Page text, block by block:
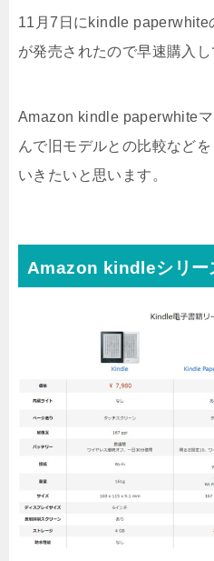
11月7日にkindle paperwhite
が発売されたので早速購入し
Amazon kindle paperwhite
んで旧モデルとの比較など
いきたいと思います。
Amazon kindleシリー